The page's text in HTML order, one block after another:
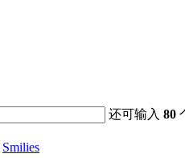
还可输入80
Smilies